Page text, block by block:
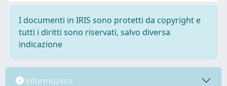
I documenti in IRIS sono protetti da copyright e
tutti i diritti sono riservati, salvo diversa
indicazione
Informazioni